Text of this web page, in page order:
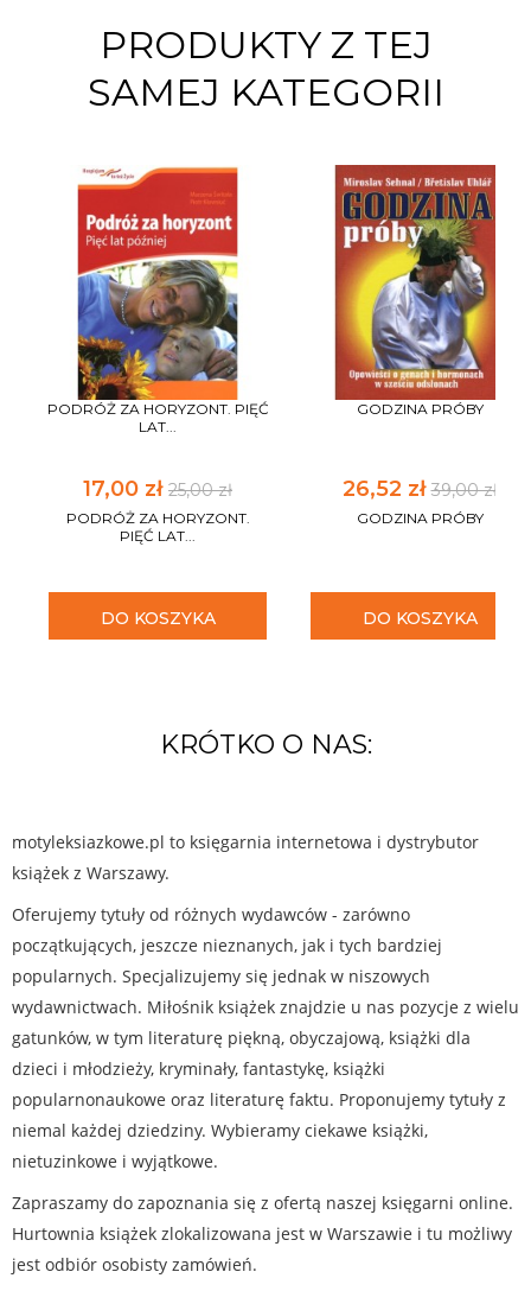
PRODUKTY Z TEJ
SAMEJ KATEGORII
PODRÓŻ ZA HORYZONT. PIĘĆ
LAT...
17,00 zł 25,00 zł
PODRÓŻ ZA HORYZONT.
PIĘĆ LAT...
DO KOSZYKA
GODZINA PRÓBY
26,52 zł39,00 zł
GODZINA PRÓBY
DO KOSZYKA
KRÓTKO O NAS:
motyleksiazkowe.pl to księgarnia internetowa i dystrybutor
książek z Warszawy.
Oferujemy tytuły od różnych wydawców - zarówno
początkujących, jeszcze nieznanych, jak i tych bardziej
popularnych. Specjalizujemy się jednak w niszowych
wydawnictwach. Miłośnik książek znajdzie u nas pozycje z wielu
gatunków, w tym literaturę piękną, obyczajową, książki dla
dzieci i młodzieży, kryminały, fantastykę, książki
popularnonaukowe oraz literaturę faktu. Proponujemy tytuły z
niemal każdej dziedziny. Wybieramy ciekawe książki,
nietuzinkowe i wyjątkowe.
Zapraszamy do zapoznania się z ofertą naszej księgarni online.
Hurtownia książek zlokalizowana jest w Warszawie i tu możliwy
jest odbiór osobisty zamówień.